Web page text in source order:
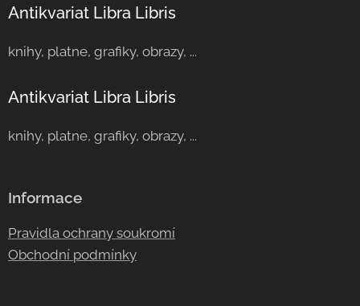
Antikvariat Libra Libris
knihy, platne, grafiky, obrazy, ...
Antikvariat Libra Libris
knihy, platne, grafiky, obrazy, ...
Informace
Pravidla ochrany soukromí
Obchodní podmínky